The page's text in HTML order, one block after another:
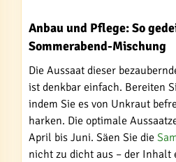
Anbau und Pflege: So
Sommerabend-Mischung
Die Aussaat dieser
ist denkbar einfach. Bereiten
indem Sie es von Unkraut
harken. Die optimale
April bis Juni. Säen Sie die
nicht zu dicht aus – der Inhalt